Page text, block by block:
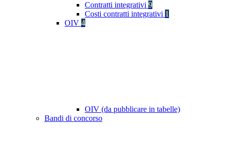
Contratti integrativi 9
Costi contratti integrativi 1
OIV 4
OIV (da pubblicare in tabelle)
Bandi di concorso